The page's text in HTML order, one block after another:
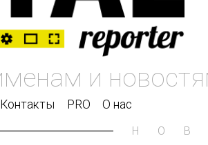
Контакты PRO О нас